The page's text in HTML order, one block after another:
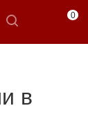
0
в